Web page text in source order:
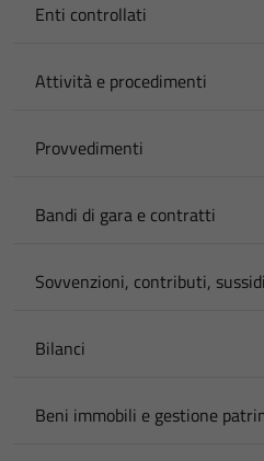
Enti controllati
Attività e procedimenti
Provvedimenti
Bandi di gara e contratti
Sovvenzioni, contributi,
Bilanci
Beni immobili e gestione